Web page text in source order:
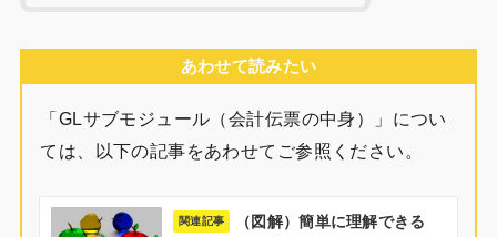
あわせて読みたい
「GLサブモジュール（会計伝票の中身）」につい
ては、以下の記事をあわせてご参照ください。
関連記事
（図解）簡単に理解できる